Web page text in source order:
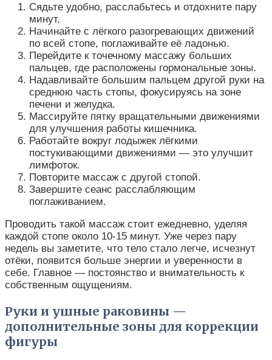
Сядьте удобно, расслабьтесь и отдохните пару
минут.
Начинайте с лёгкого разогревающих движений
по всей стопе, поглаживайте её ладонью.
Перейдите к точечному массажу больших
пальцев, где расположены гормональные зоны.
Надавливайте большим пальцем другой руки на
среднюю часть стопы, фокусируясь на зоне
печени и желудка.
Массируйте пятку вращательными движениями
для улучшения работы кишечника.
Работайте вокруг лодыжек лёгкими
постукивающими движениями — это улучшит
лимфоток.
Повторите массаж с другой стопой.
Завершите сеанс расслабляющим
поглаживанием.
Проводить такой массаж стоит ежедневно, уделяя
каждой стопе около 10-15 минут. Уже через пару
недель вы заметите, что тело стало легче, исчезнут
отёки, появится больше энергии и уверенности в
себе. Главное — постоянство и внимательность к
собственным ощущениям.
Руки и ушные раковины —
дополнительные зоны для коррекции
фигуры